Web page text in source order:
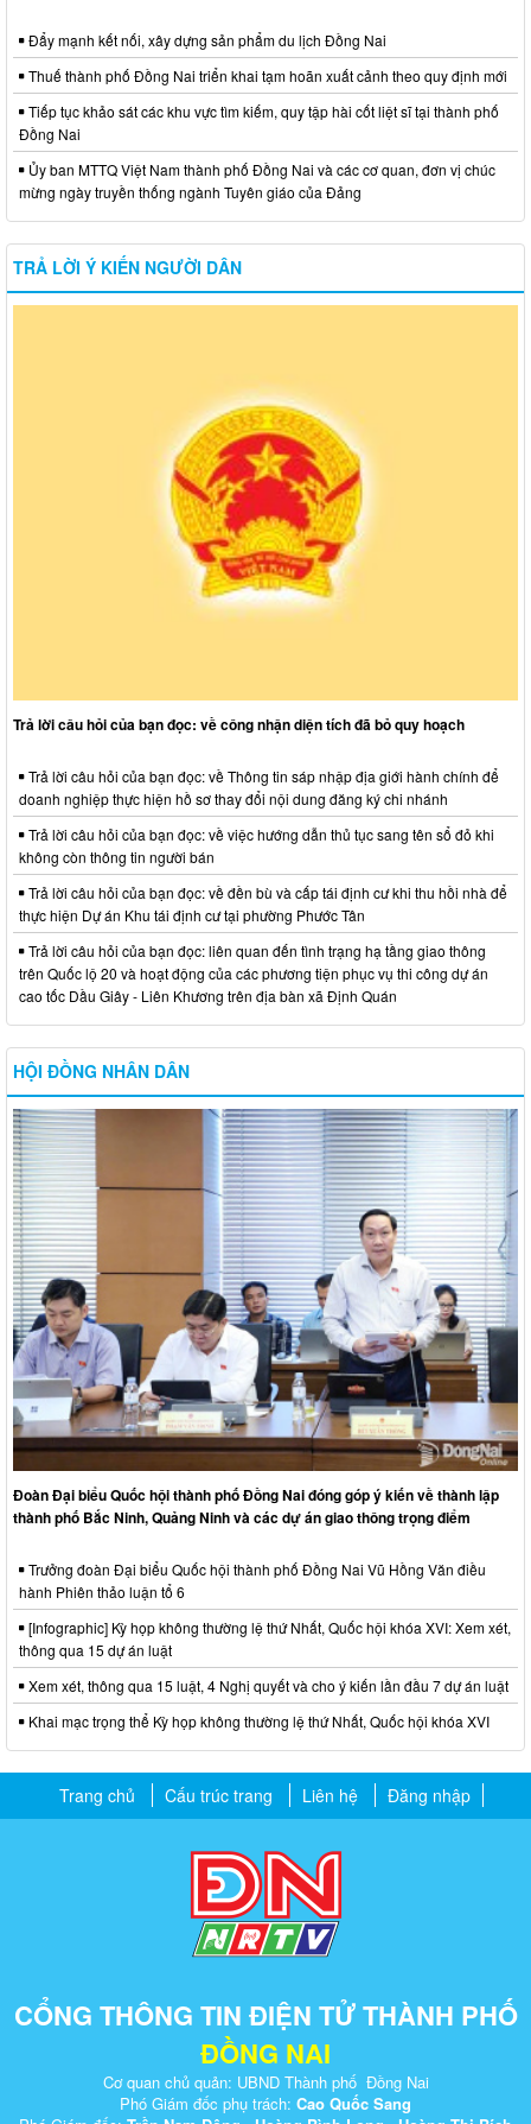
Đẩy mạnh kết nối, xây dựng sản phẩm du lịch Đồng Nai
Thuế thành phố Đồng Nai triển khai tạm hoãn xuất cảnh theo quy định mới
Tiếp tục khảo sát các khu vực tìm kiếm, quy tập hài cốt liệt sĩ tại thành phố
Đồng Nai
Ủy ban MTTQ Việt Nam thành phố Đồng Nai và các cơ quan, đơn vị chúc
mừng ngày truyền thống ngành Tuyên giáo của Đảng
TRẢ LỜI Ý KIẾN NGƯỜI DÂN
Trả lời câu hỏi của bạn đọc: về công nhận diện tích đã bỏ quy hoạch
Trả lời câu hỏi của bạn đọc: về Thông tin sáp nhập địa giới hành chính để
doanh nghiệp thực hiện hồ sơ thay đổi nội dung đăng ký chi nhánh
Trả lời câu hỏi của bạn đọc: về việc hướng dẫn thủ tục sang tên sổ đỏ khi
không còn thông tin người bán
Trả lời câu hỏi của bạn đọc: về đền bù và cấp tái định cư khi thu hồi nhà để
thực hiện Dự án Khu tái định cư tại phường Phước Tân
Trả lời câu hỏi của bạn đọc: liên quan đến tình trạng hạ tầng giao thông
trên Quốc lộ 20 và hoạt động của các phương tiện phục vụ thi công dự án
cao tốc Dầu Giây - Liên Khương trên địa bàn xã Định Quán
HỘI ĐỒNG NHÂN DÂN
Đoàn Đại biểu Quốc hội thành phố Đồng Nai đóng góp ý kiến về thành lập
thành phố Bắc Ninh, Quảng Ninh và các dự án giao thông trọng điểm
Trưởng đoàn Đại biểu Quốc hội thành phố Đồng Nai Vũ Hồng Văn điều
hành Phiên thảo luận tổ 6
[Infographic] Kỳ họp không thường lệ thứ Nhất, Quốc hội khóa XVI: Xem xét,
thông qua 15 dự án luật
Xem xét, thông qua 15 luật, 4 Nghị quyết và cho ý kiến lần đầu 7 dự án luật
Khai mạc trọng thể Kỳ họp không thường lệ thứ Nhất, Quốc hội khóa XVI
Trang chủ Cấu trúc trang Liên hệ Đăng nhập
CỔNG THÔNG TIN ĐIỆN TỬ THÀNH PHỐ
ĐỒNG NAI
Cơ quan chủ quản: UBND Thành phố Đồng Nai
Phó Giám đốc phụ trách: Cao Quốc Sang